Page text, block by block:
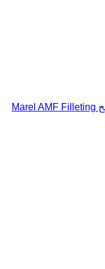
معدات المذبح Marel AMF Filleting